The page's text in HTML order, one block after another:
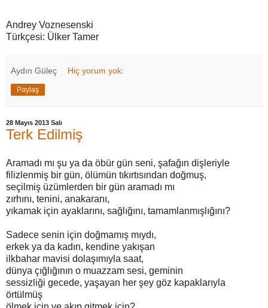
Andrey Voznesenski
Türkçesi: Ülker Tamer
Aydın Güleç Hiç yorum yok:
Paylaş
28 Mayıs 2013 Salı
Terk Edilmiş
Aramadı mı şu ya da öbür gün seni, şafağın dişleriyle
filizlenmiş bir gün, ölümün tıkırtısından doğmuş,
seçilmiş üzümlerden bir gün aramadı mı
zırhını, tenini, anakaranı,
yıkamak için ayaklarını, sağlığını, tamamlanmışlığını?
Sadece senin için doğmamış mıydı,
erkek ya da kadın, kendine yakışan
ilkbahar mavisi dolaşımıyla saat,
dünya çığlığının o muazzam sesi, geminin
sessizliği gecede, yaşayan her şey göz kapaklarıyla
örtülmüş